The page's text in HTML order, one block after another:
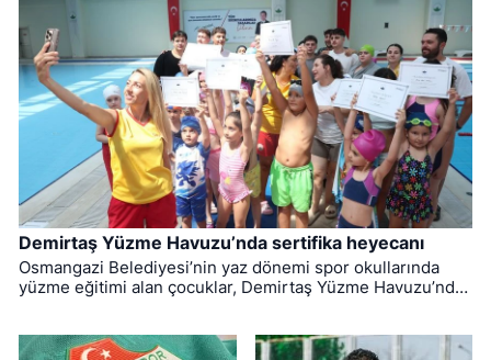
Demirtaş Yüzme Havuzu’nda sertifika heyecanı
Osmangazi Belediyesi’nin yaz dönemi spor okullarında
yüzme eğitimi alan çocuklar, Demirtaş Yüzme Havuzu’nda